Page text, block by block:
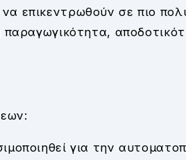
επικεντρωθούν σε πιο
για την